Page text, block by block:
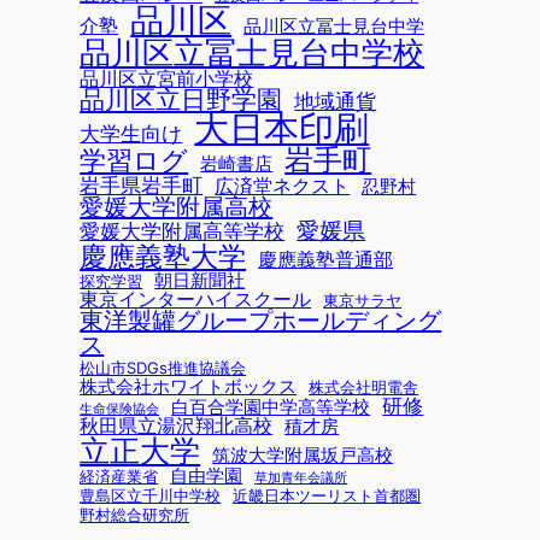
介塾 品川区 品川区立冨士見台中学
品川区立冨士見台中学校
品川区立宮前小学校
品川区立日野学園 地域通貨
大学生向け 大日本印刷
学習ログ 岩崎書店 岩手町
岩手県岩手町 広済堂ネクスト 忍野村
愛媛大学附属高校
愛媛大学附属高等学校 愛媛県
慶應義塾大学 慶應義塾普通部
探究学習 朝日新聞社
東京インターハイスクール 東京サラヤ
東洋製罐グループホールディング
ス
松山市SDGs推進協議会
株式会社ホワイトボックス 株式会社明電舎
生命保険協会 白百合学園中学高等学校 研修
秋田県立湯沢翔北高校 積才房
立正大学 筑波大学附属坂戸高校
経済産業省 自由学園 草加青年会議所
豊島区立千川中学校
近畿日本ツーリスト首都圏
野村総合研究所